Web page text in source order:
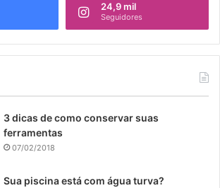
24,9 mil
Seguidores
3 dicas de como conservar suas
ferramentas
07/02/2018
Sua piscina está com água turva?